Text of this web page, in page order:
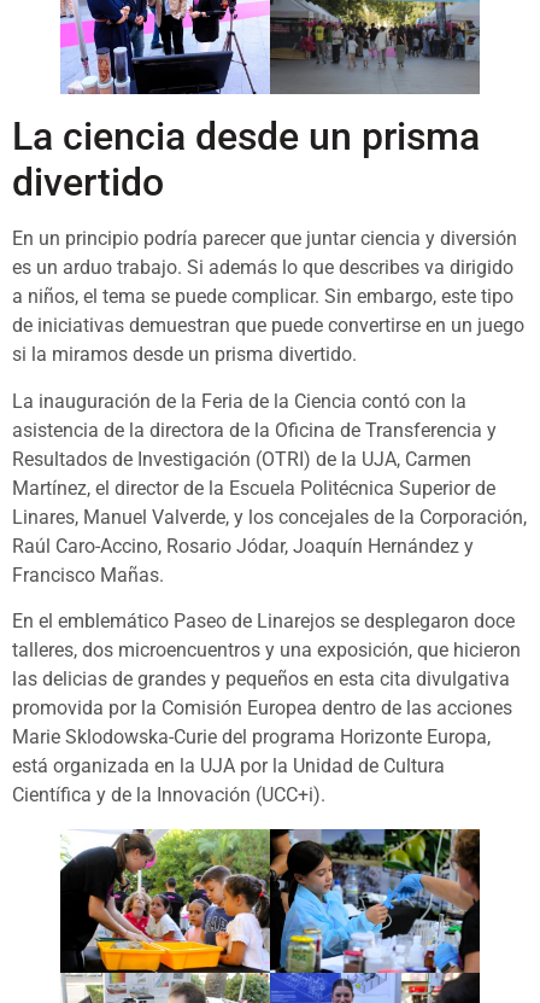
La ciencia desde un prisma
divertido
En un principio podría parecer que juntar ciencia y diversión
es un arduo trabajo. Si además lo que describes va dirigido
a niños, el tema se puede complicar. Sin embargo, este tipo
de iniciativas demuestran que puede convertirse en un juego
si la miramos desde un prisma divertido.
La inauguración de la Feria de la Ciencia contó con la
asistencia de la directora de la Oficina de Transferencia y
Resultados de Investigación (OTRI) de la UJA, Carmen
Martínez, el director de la Escuela Politécnica Superior de
Linares, Manuel Valverde, y los concejales de la Corporación,
Raúl Caro-Accino, Rosario Jódar, Joaquín Hernández y
Francisco Mañas.
En el emblemático Paseo de Linarejos se desplegaron doce
talleres, dos microencuentros y una exposición, que hicieron
las delicias de grandes y pequeños en esta cita divulgativa
promovida por la Comisión Europea dentro de las acciones
Marie Sklodowska-Curie del programa Horizonte Europa,
está organizada en la UJA por la Unidad de Cultura
Científica y de la Innovación (UCC+i).